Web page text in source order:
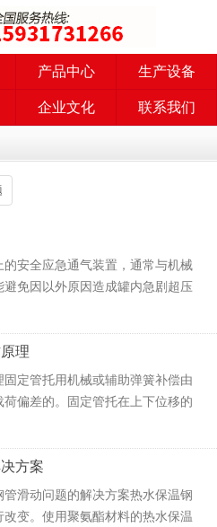
产品中心 生产设备
企业文化 联系我们
安全应急通气装置，通常与机械
免因以外原因造成罐内急剧超压
理
定管托用机械或辅助弹簧补偿由
偏差的。固定管托在上下位移的
方案
滑动问题的解决方案热水保温钢
变。使用聚氨酯材料的热水保温